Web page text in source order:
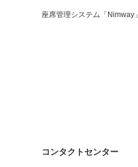
座席管理システム「Nimway」
コンタクトセンター